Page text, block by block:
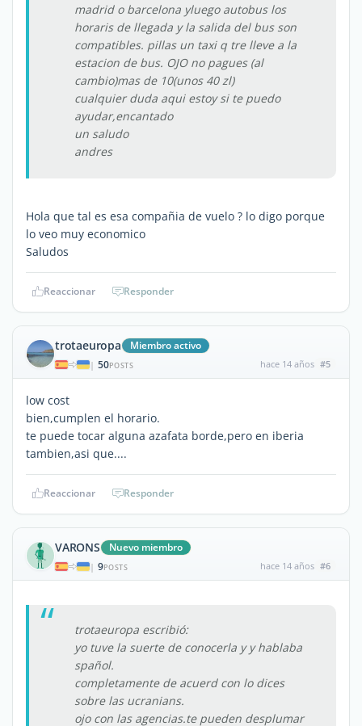
madrid o barcelona yluego autobus los
horaris de llegada y la salida del bus son
compatibles. pillas un taxi q tre lleve a la
estacion de bus. OJO no pagues (al
cambio)mas de 10(unos 40 zl)
cualquier duda aqui estoy si te puedo
ayudar,encantado
un saludo
andres
Hola que tal es esa compañia de vuelo ? lo digo porque
lo veo muy economico
Saludos
Reaccionar Responder
trotaeuropa Miembro activo
| 50POSTS hace 14 años #5
low cost
bien,cumplen el horario.
te puede tocar alguna azafata borde,pero en iberia
tambien,asi que....
Reaccionar Responder
VARONS Nuevo miembro
| 9POSTS hace 14 años #6
trotaeuropa escribió:
yo tuve la suerte de conocerla y y hablaba
spañol.
completamente de acuerd con lo dices
sobre las ucranians.
ojo con las agencias.te pueden desplumar